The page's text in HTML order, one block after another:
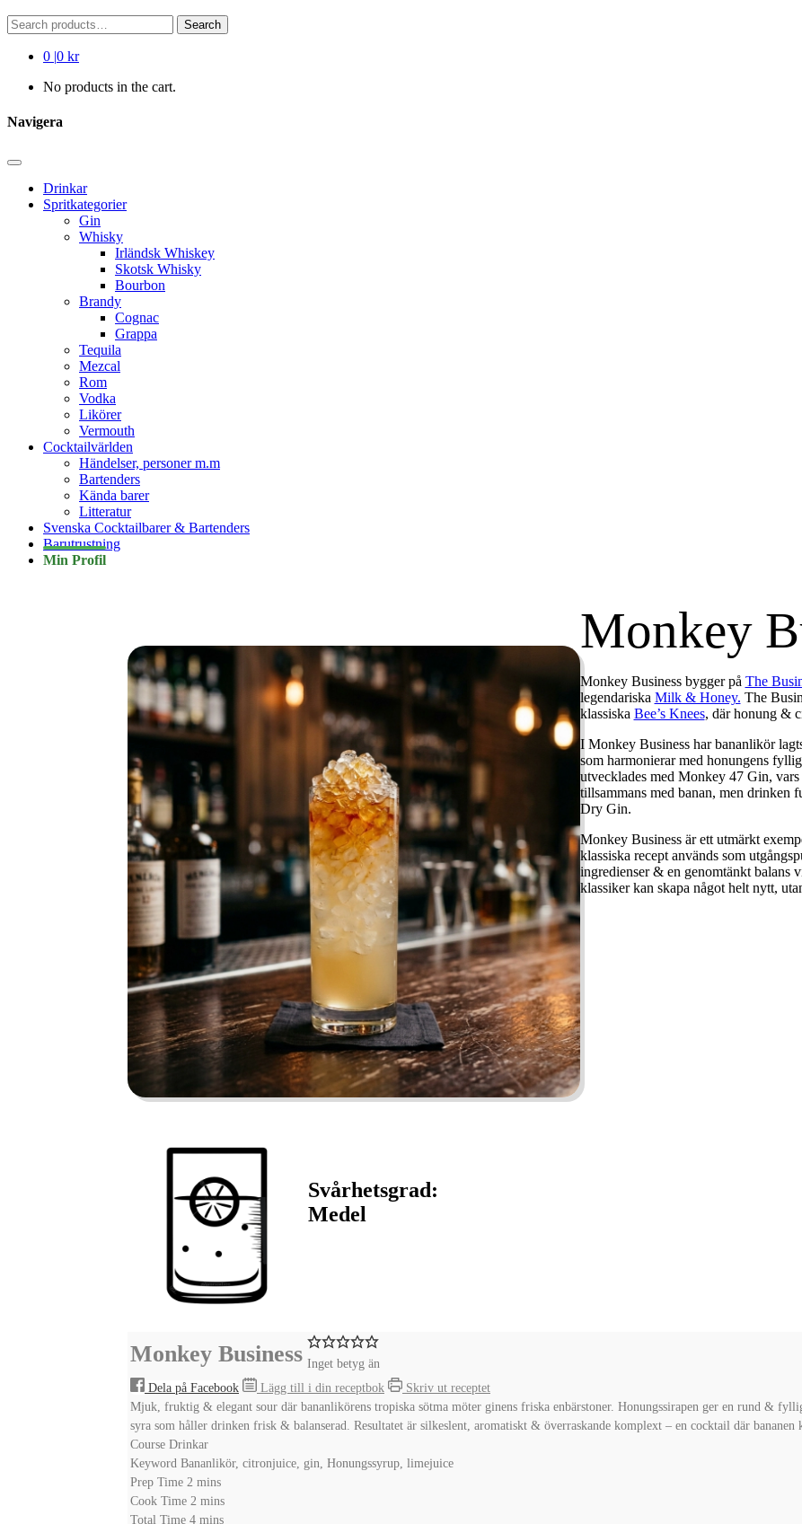
Search
for:
Search
0 |0 kr
No products in the cart.
Navigera
Drinkar
Spritkategorier
Gin
Whisky
Irländsk Whiskey
Skotsk Whisky
Bourbon
Brandy
Cognac
Grappa
Tequila
Mezcal
Rom
Vodka
Likörer
Vermouth
Cocktailvärlden
Händelser, personer m.m
Bartenders
Kända barer
Litteratur
Svenska Cocktailbarer & Bartenders
Barutrustning
Min Profil
Monkey
Monkey Business bygger på The
legendariska Milk & Honey. The
klassiska Bee’s Knees, där honung &
I Monkey Business har bananlikör
som harmonierar med honungens
utvecklades med Monkey 47 Gin,
tillsammans med banan, men drinken
Dry Gin.
Monkey Business är ett utmärkt
klassiska recept används som
ingredienser & en genomtänkt balans
klassiker kan skapa något helt nytt,
Svårhetsgrad:
Medel
Monkey Business Inget betyg än
Dela på Facebook
Lägg till i din receptbok
Skriv ut receptet
Mjuk, fruktig & elegant sour där bananlikörens tropiska sötma möter ginens friska enbärstoner. Honungssirapen ger en rund &
syra som håller drinken frisk & balanserad. Resultatet är silkeslent, aromatiskt & överraskande komplext – en cocktail där bananen
Course Drinkar
Keyword Bananlikör, citronjuice, gin, Honungssyrup, limejuice
Prep Time 2 minutes
mins
Cook Time 2 minutes
mins
Total Time 4minutes
mins